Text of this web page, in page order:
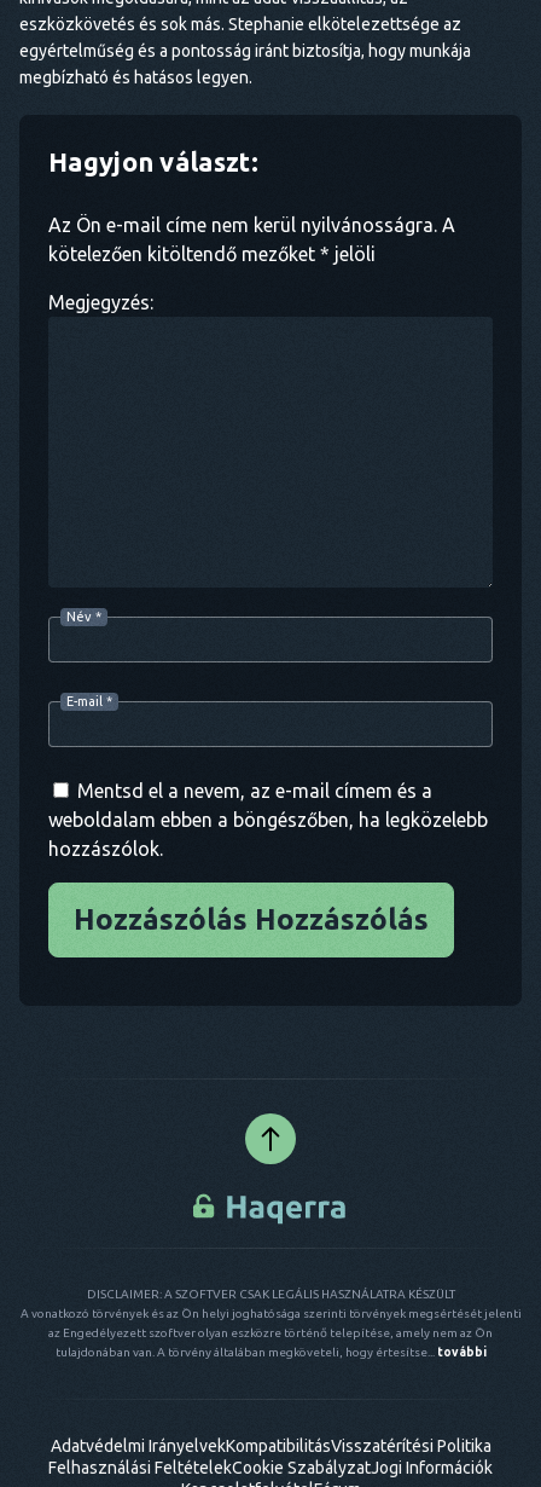
eszközkövetés és sok más. Stephanie elkötelezettsége az
egyértelműség és a pontosság iránt biztosítja, hogy munkája
megbízható és hatásos legyen.
Hagyjon választ:
Az Ön e-mail címe nem kerül nyilvánosságra. A
kötelezően kitöltendő mezőket * jelöli
Megjegyzés:
Név *
E-mail *
Mentsd el a nevem, az e-mail címem és a
weboldalam ebben a böngészőben, ha legközelebb
hozzászólok.
Hozzászólás Hozzászólás
DISCLAIMER: A SZOFTVER CSAK LEGÁLIS HASZNÁLATRA KÉSZÜLT
A vonatkozó törvények és az Ön helyi joghatósága szerinti törvények megsértését jelenti
az Engedélyezett szoftver olyan eszközre történő telepítése, amely nem az Ön
tulajdonában van. A törvény általában megköveteli, hogy értesítse...
további
Adatvédelmi IrányelvekKompatibilitásVisszatérítési Politika
Felhasználási FeltételekCookie SzabályzatJogi Információk